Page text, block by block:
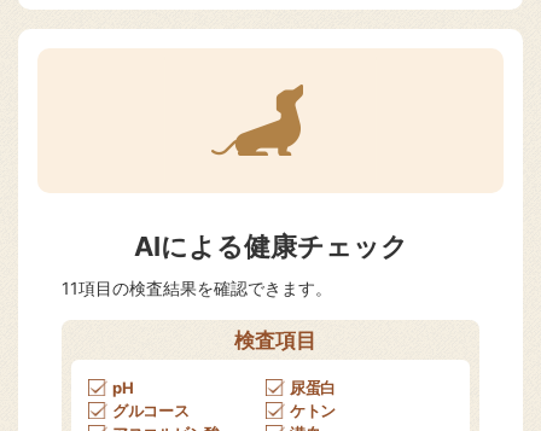
AIによる健康チェック
11項目の検査結果を確認できます。
検査項目
pH
尿蛋白
グルコース
ケトン